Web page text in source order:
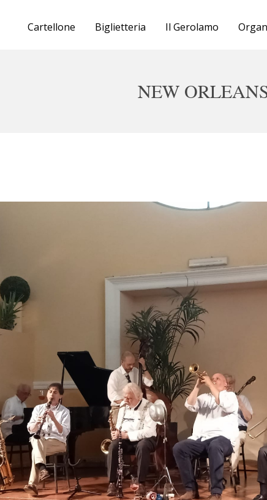
Cartellone Biglietteria Il Gerolamo
NEW
Organizza